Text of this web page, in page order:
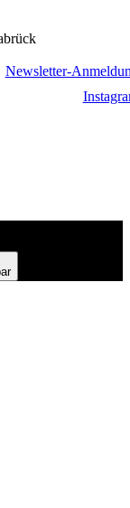
Newsletter-